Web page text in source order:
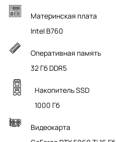
Материнская плата
Intel B760
Оперативная память
32 Гб DDR5
Накопитель SSD
1000 Гб
Видеокарта